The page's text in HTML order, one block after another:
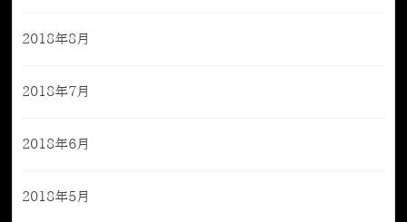
2018年8月
2018年7月
2018年6月
2018年5月